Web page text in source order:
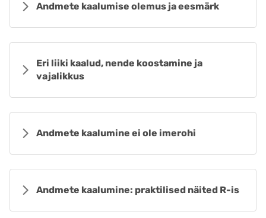
Andmete kaalumise olemus ja eesmärk
Eri liiki kaalud, nende koostamine ja
vajalikkus
Andmete kaalumine ei ole imerohi
Andmete kaalumine: praktilised näited R-is